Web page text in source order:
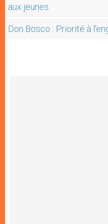
aux jeunes
Don Bosco : Priorité à